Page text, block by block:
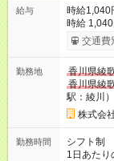
給与
時給1,040
時給 1,040円以上 ※土日祝は時給UP
交通費もしっ
スもたくさん！や
含む）のシ
ンス２》
専門スキル
出費も怖
も大丈夫
嬉しい制度です。 【試用期間】試用期
3ヶ月 雇
交通費
勤務地
香川県綾
香川県綾
駅：綾川）
株式会
勤務時間
シフト制
1日あた